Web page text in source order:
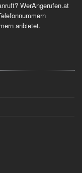
WerAngerufen.at
anbietet.